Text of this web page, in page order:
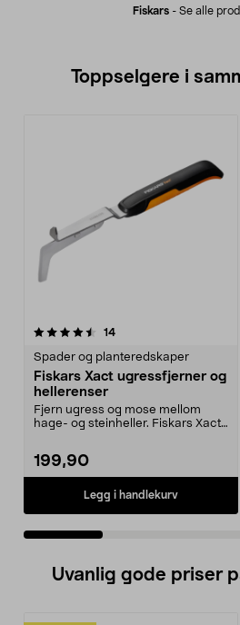
Fiskars - Se alle
Toppselgere i
14anmeldelser
Spader og planteredskaper
Fiskars Xact ugressfjerner og
hellerenser
Fjern ugress og mose mellom
hage- og steinheller. Fiskars Xact
199,90
Legg i handlekurv
4.5 av 5 stjerner
Uvanlig gode priser